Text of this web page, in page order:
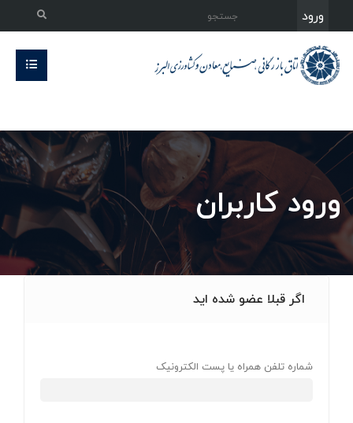
ورود
ورود کاربران
اگر قبلا عضو شده اید
شماره تلفن همراه یا پست الکترونیک